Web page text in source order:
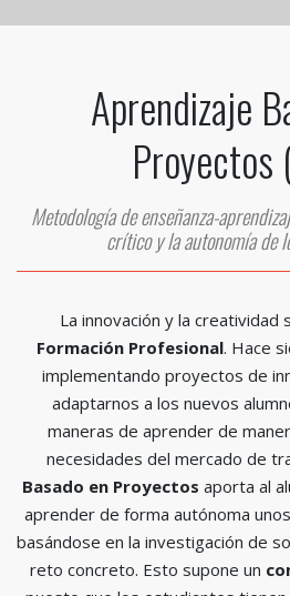
Aprendizaje
Proyectos
Metodología de enseñanza-
crítico y la autonomía de
La innovación y la creatividad
Formación Profesional. Hace
implementando proyectos de
adaptarnos a los nuevos
maneras de aprender de
necesidades del mercado de
Basado en Proyectos aporta al
aprender de forma autónoma
basándose en la investigación de
reto concreto. Esto supone un